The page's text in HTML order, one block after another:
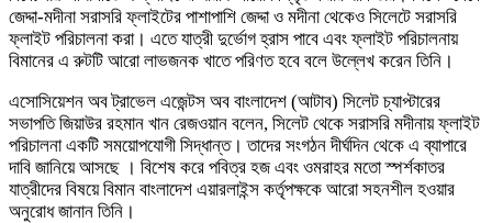
জেদ্দা-মদীনা সরাসরি ফ্লাইটের পাশাপাশি জেদ্দা ও মদীনা থেকেও সিলেটে সরাসরি
ফ্লাইট পরিচালনা করা। এতে যাত্রী দুর্ভোগ হ্রাস পাবে এবং ফ্লাইট পরিচালনায়
বিমানের এ রুটটি আরো লাভজনক খাতে পরিণত হবে বলে উল্লেখ করেন তিনি।
এসোসিয়েশন অব ট্রাভেল এজেন্টস অব বাংলাদেশ (আটাব) সিলেট চ্যাপ্টারের
সভাপতি জিয়াউর রহমান খান রেজওয়ান বলেন, সিলেট থেকে সরাসরি মদীনায় ফ্লাইট
পরিচালনা একটি সময়োপযোগী সিদ্ধান্ত। তাদের সংগঠন দীর্ঘদিন থেকে এ ব্যাপারে
দাবি জানিয়ে আসছে । বিশেষ করে পবিত্র হজ এবং ওমরাহর মতো স্পর্শকাতর
যাত্রীদের বিষয়ে বিমান বাংলাদেশ এয়ারলাইন্স কর্তৃপক্ষকে আরো সহনশীল হওয়ার
অনুরোধ জানান তিনি।